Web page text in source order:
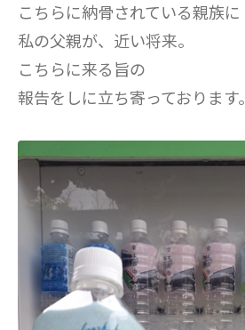
こちらに納骨されている親族に
私の父親が、近い将来。
こちらに来る旨の
報告をしに立ち寄っております。